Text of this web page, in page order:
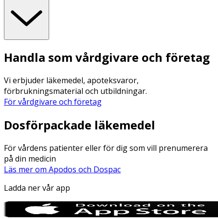
Handla som vårdgivare och företag
Vi erbjuder läkemedel, apoteksvaror,
förbrukningsmaterial och utbildningar.
För vårdgivare och företag
Dosförpackade läkemedel
För vårdens patienter eller för dig som vill prenumerera
på din medicin
Läs mer om Apodos och Dospac
Ladda ner vår app